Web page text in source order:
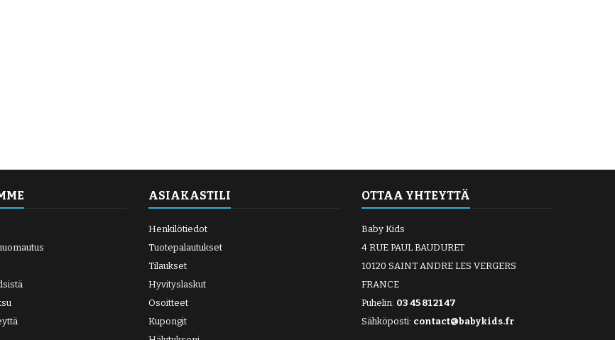
ASIAKASTILI
Henkilötiedot
Tuotepalautukset
Tilaukset
Hyvityslaskut
Osoitteet
Kupongit
OTTAA YHTEYTTÄ
Baby Kids
4 RUE PAUL BAUDURET
10120 SAINT ANDRE LES VERGERS
FRANCE
Puhelin: 03 45 81 21 47
Sähköposti: contact@babykids.fr